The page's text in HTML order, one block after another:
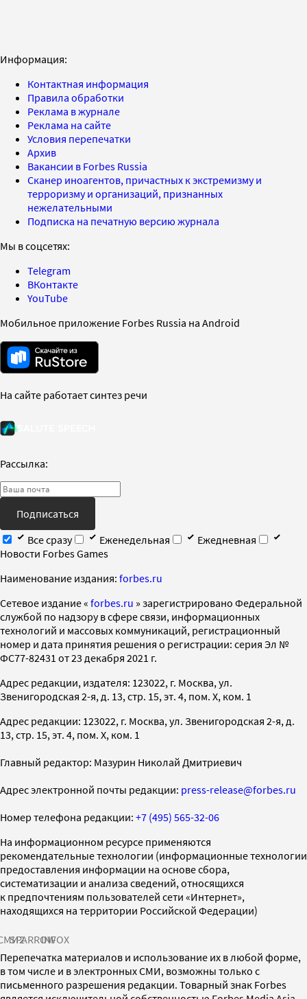
Информация:
Контактная информация
Правила обработки
Реклама в журнале
Реклама на сайте
Условия перепечатки
Архив
Вакансии в Forbes Russia
Сканер иноагентов, причастных к экстремизму и
терроризму и организаций, признанных
нежелательными
Подписка на печатную версию журнала
Мы в соцсетях:
Telegram
ВКонтакте
YouTube
Мобильное приложение Forbes Russia на Android
На сайте работает синтез речи
Рассылка:
Подписаться
Все сразу
Еженедельная
Ежедневная
Новости Forbes Games
Наименование издания: forbes.ru
Cетевое издание « forbes.ru » зарегистрировано Федеральной
службой по надзору в сфере связи, информационных
технологий и массовых коммуникаций, регистрационный
номер и дата принятия решения о регистрации: серия Эл №
ФС77-82431 от 23 декабря 2021 г.
Адрес редакции, издателя: 123022, г. Москва, ул.
Звенигородская 2-я, д. 13, стр. 15, эт. 4, пом. X, ком. 1
Адрес редакции: 123022, г. Москва, ул. Звенигородская 2-я, д.
13, стр. 15, эт. 4, пом. X, ком. 1
Главный редактор: Мазурин Николай Дмитриевич
Адрес электронной почты редакции: press-release@forbes.ru
Номер телефона редакции: +7 (495) 565-32-06
На информационном ресурсе применяются
рекомендательные технологии (информационные технологии
предоставления информации на основе сбора,
систематизации и анализа сведений, относящихся
к предпочтениям пользователей сети «Интернет»,
находящихся на территории Российской Федерации)
SPARROWINFOX
Перепечатка материалов и использование их в любой форме,
в том числе и в электронных СМИ, возможны только с
письменного разрешения редакции. Товарный знак Forbes